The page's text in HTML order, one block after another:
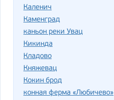
Каленич
Каменград
каньон реки Увац
Кикинда
Кладово
Княжевац
Кокин брод
конная ферма «Любичево»